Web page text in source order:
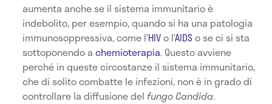
aumenta anche se il sistema immunitario è
indebolito, per esempio, quando si ha una patologia
immunosoppressiva, come l’HIVo l’AIDS o se ci si sta
sottoponendo achemioterapia. Questo avviene
perché in queste circostanze il sistema immunitario,
che di solito combatte le infezioni, non è in grado di
controllare la diffusione del fungo Candida.